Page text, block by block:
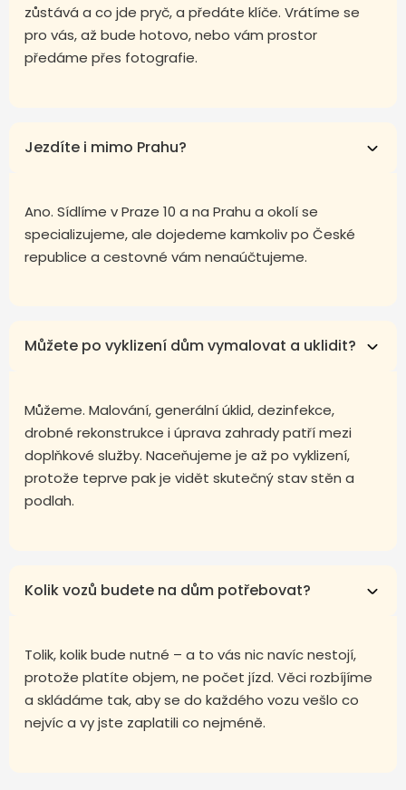
zůstává a co jde pryč, a předáte klíče. Vrátíme se
pro vás, až bude hotovo, nebo vám prostor
předáme přes fotografie.
Jezdíte i mimo Prahu?
Ano. Sídlíme v Praze 10 a na Prahu a okolí se
specializujeme, ale dojedeme kamkoliv po České
republice a cestovné vám nenaúčtujeme.
Můžete po vyklizení dům vymalovat a uklidit?
Můžeme. Malování, generální úklid, dezinfekce,
drobné rekonstrukce i úprava zahrady patří mezi
doplňkové služby. Naceňujeme je až po vyklizení,
protože teprve pak je vidět skutečný stav stěn a
podlah.
Kolik vozů budete na dům potřebovat?
Tolik, kolik bude nutné – a to vás nic navíc nestojí,
protože platíte objem, ne počet jízd. Věci rozbíjíme
a skládáme tak, aby se do každého vozu vešlo co
nejvíc a vy jste zaplatili co nejméně.